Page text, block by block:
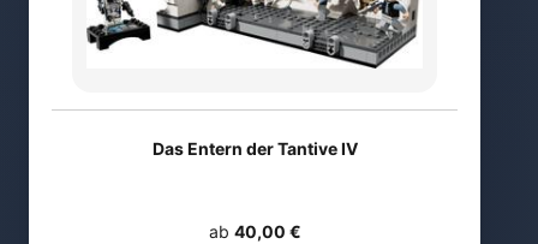
Das Entern der Tantive IV
ab 40,00 €